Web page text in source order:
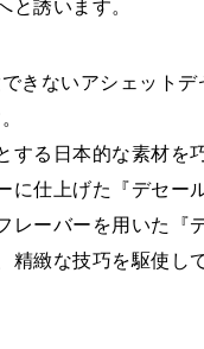
誘います。
きないアシェット
する日本的な素材を
に仕上げた『デセー
レーバーを用いた『
精緻な技巧を駆使し